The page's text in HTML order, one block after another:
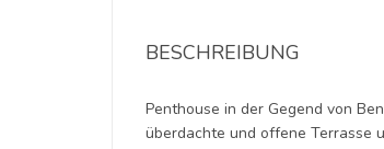
BESCHREIBUNG
Penthouse in der Gegend von
überdachte und offene Terrasse